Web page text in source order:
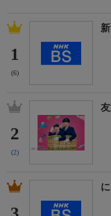
1
(6)
2
(2)